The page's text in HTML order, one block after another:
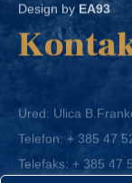
Ured: Ulica
Telefon:+ 385 47
Telefaks:+ 385 47
E-mail:grad-